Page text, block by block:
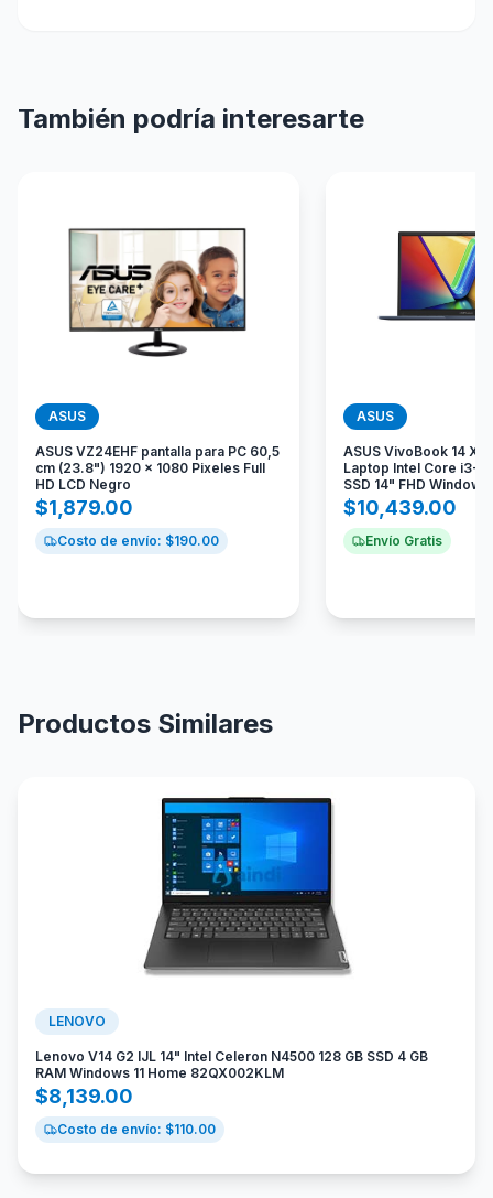
También podría interesarte
ASUS
ASUS VZ24EHF pantalla para PC 60,5
cm (23.8") 1920 x 1080 Pixeles Full
HD LCD Negro
$1,879.00
Costo de envío: $190.00
ASUS
ASUS VivoBook 14
Laptop Intel Core i3-
SSD 14" FHD Windows
$10,439.00
Envío Gratis
Productos Similares
LENOVO
Lenovo V14 G2 IJL 14" Intel Celeron N4500 128 GB SSD 4 GB
RAM Windows 11 Home 82QX002KLM
$8,139.00
Costo de envío: $110.00